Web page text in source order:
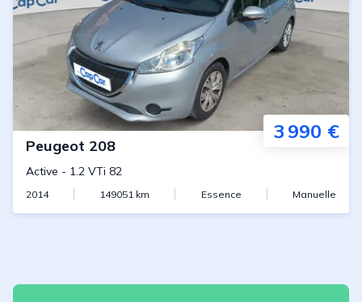
3 990 €
Peugeot 208
Active - 1.2 VTi 82
2014 149051 km Essence Manuelle